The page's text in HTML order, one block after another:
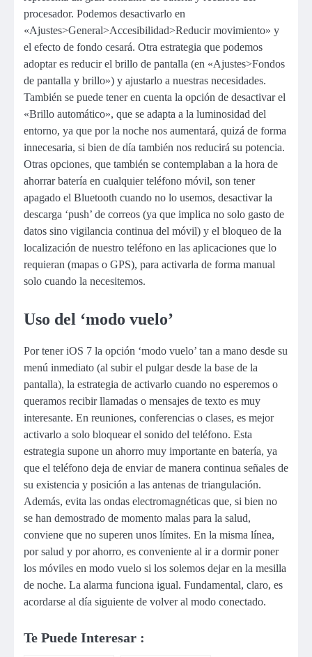
procesador. Podemos desactivarlo en
«Ajustes>General>Accesibilidad>Reducir movimiento» y
el efecto de fondo cesará. Otra estrategia que podemos
adoptar es reducir el brillo de pantalla (en «Ajustes>Fondos
de pantalla y brillo») y ajustarlo a nuestras necesidades.
También se puede tener en cuenta la opción de desactivar el
«Brillo automático», que se adapta a la luminosidad del
entorno, ya que por la noche nos aumentará, quizá de forma
innecesaria, si bien de día también nos reducirá su potencia.
Otras opciones, que también se contemplaban a la hora de
ahorrar batería en cualquier teléfono móvil, son tener
apagado el Bluetooth cuando no lo usemos, desactivar la
descarga ‘push’ de correos (ya que implica no solo gasto de
datos sino vigilancia continua del móvil) y el bloqueo de la
localización de nuestro teléfono en las aplicaciones que lo
requieran (mapas o GPS), para activarla de forma manual
solo cuando la necesitemos.
Uso del ‘modo vuelo’
Por tener iOS 7 la opción ‘modo vuelo’ tan a mano desde su
menú inmediato (al subir el pulgar desde la base de la
pantalla), la estrategia de activarlo cuando no esperemos o
queramos recibir llamadas o mensajes de texto es muy
interesante. En reuniones, conferencias o clases, es mejor
activarlo a solo bloquear el sonido del teléfono. Esta
estrategia supone un ahorro muy importante en batería, ya
que el teléfono deja de enviar de manera continua señales de
su existencia y posición a las antenas de triangulación.
Además, evita las ondas electromagnéticas que, si bien no
se han demostrado de momento malas para la salud,
conviene que no superen unos límites. En la misma línea,
por salud y por ahorro, es conveniente al ir a dormir poner
los móviles en modo vuelo si los solemos dejar en la mesilla
de noche. La alarma funciona igual. Fundamental, claro, es
acordarse al día siguiente de volver al modo conectado.
Te Puede Interesar :